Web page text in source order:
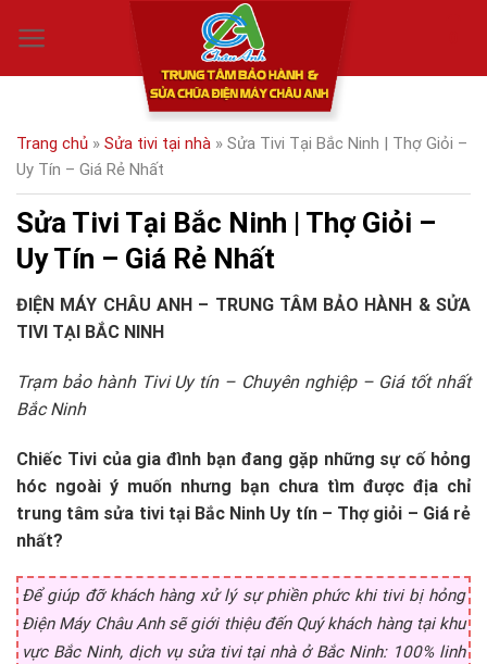
Trang chủ » Sửa tivi tại nhà » Sửa Tivi Tại Bắc Ninh | Thợ Giỏi –
Uy Tín – Giá Rẻ Nhất
Sửa Tivi Tại Bắc Ninh | Thợ Giỏi –
Uy Tín – Giá Rẻ Nhất
ĐIỆN MÁY CHÂU ANH – TRUNG TÂM BẢO HÀNH & SỬA
TIVI TẠI BẮC NINH
Trạm bảo hành Tivi Uy tín – Chuyên nghiệp – Giá tốt nhất
Bắc Ninh
Chiếc Tivi của gia đình bạn đang gặp những sự cố hỏng
hóc ngoài ý muốn nhưng bạn chưa tìm được địa chỉ
trung tâm sửa tivi tại Bắc Ninh Uy tín – Thợ giỏi – Giá rẻ
nhất?
Để giúp đỡ khách hàng xử lý sự phiền phức khi tivi bị hỏng
Điện Máy Châu Anh sẽ giới thiệu đến Quý khách hàng tại khu
vực Bắc Ninh, dịch vụ sửa tivi tại nhà ở Bắc Ninh: 100% linh